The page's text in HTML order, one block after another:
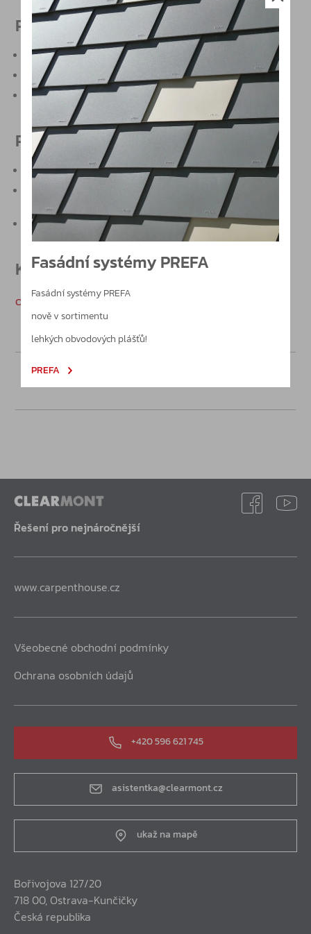
Fasádní systémy PREFA
Fasádní systémy PREFA
nově v sortimentu
lehkých obvodových plášťů!
PREFA
Použití
maximální certifikovaná šířka dveřního křídla 1.320 mm
maximální certifikovaná výška dveřního křídla 2.520 mm
maximální hmotnost dveřního křídla 200 kg
Produktové vlastnosti
západky z nerezové oceli třídy AISI 304
náběhy západek ze směsi teflonu a kevlaru pro lehčí a tišší
chod zámku
standardní povrchová úprava stříbrná, nerez, bílá
Katalogy
Oltre Bar_Push / EN.pdf
Řešení pro nejnáročnější
www.carpenthouse.cz
Všeobecné obchodní podmínky
Ochrana osobních údajů
+420 596 621 745
asistentka@clearmont.cz
ukaž na mapě
Bořivojova 127/20
718 00, Ostrava-Kunčičky
Česká republika